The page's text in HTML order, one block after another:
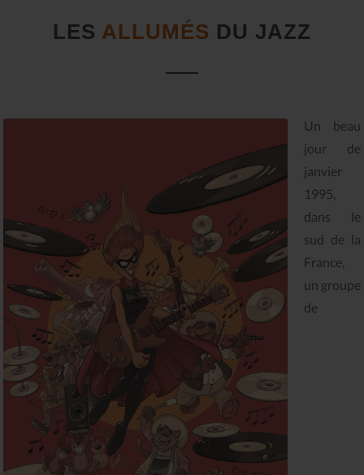
LES ALLUMÉS DU JAZZ
Un beau
jour de
janvier
1995,
dans le
sud de la
France,
un groupe
de